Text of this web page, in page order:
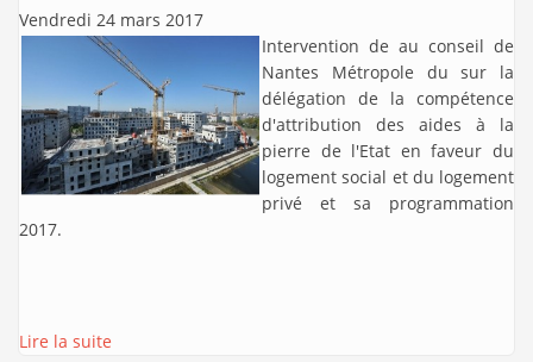
Vendredi 24 mars 2017
Intervention de au conseil de
Nantes Métropole du sur la
délégation de la compétence
d'attribution des aides à la
pierre de l'Etat en faveur du
logement social et du logement
privé et sa programmation
2017.
Lire la suite